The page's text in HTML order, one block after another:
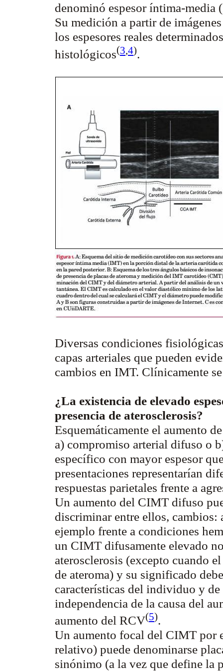
denominó espesor íntima-
Su medición a partir de
los espesores reales
histológicos(3,4).
Diversas condiciones
capas arteriales que pueden
cambios en IMT. Clínicamente
¿La existencia de elevado
presencia de aterosclerosis?
Esquemáticamente el aumento
a) compromiso arterial difuso o
específico con mayor espesor
presentaciones representarían
respuestas parietales frente a
Un aumento del CIMT difuso
discriminar entre ellos, cambios:
ejemplo frente a condiciones
un CIMT difusamente elevado
aterosclerosis (excepto cuando
de ateroma) y su significado
características del individuo y
independencia de la causa del
aumento del RCV(5).
Un aumento focal del CIMT por
relativo) puede denominarse
sinónimo (a la vez que define la